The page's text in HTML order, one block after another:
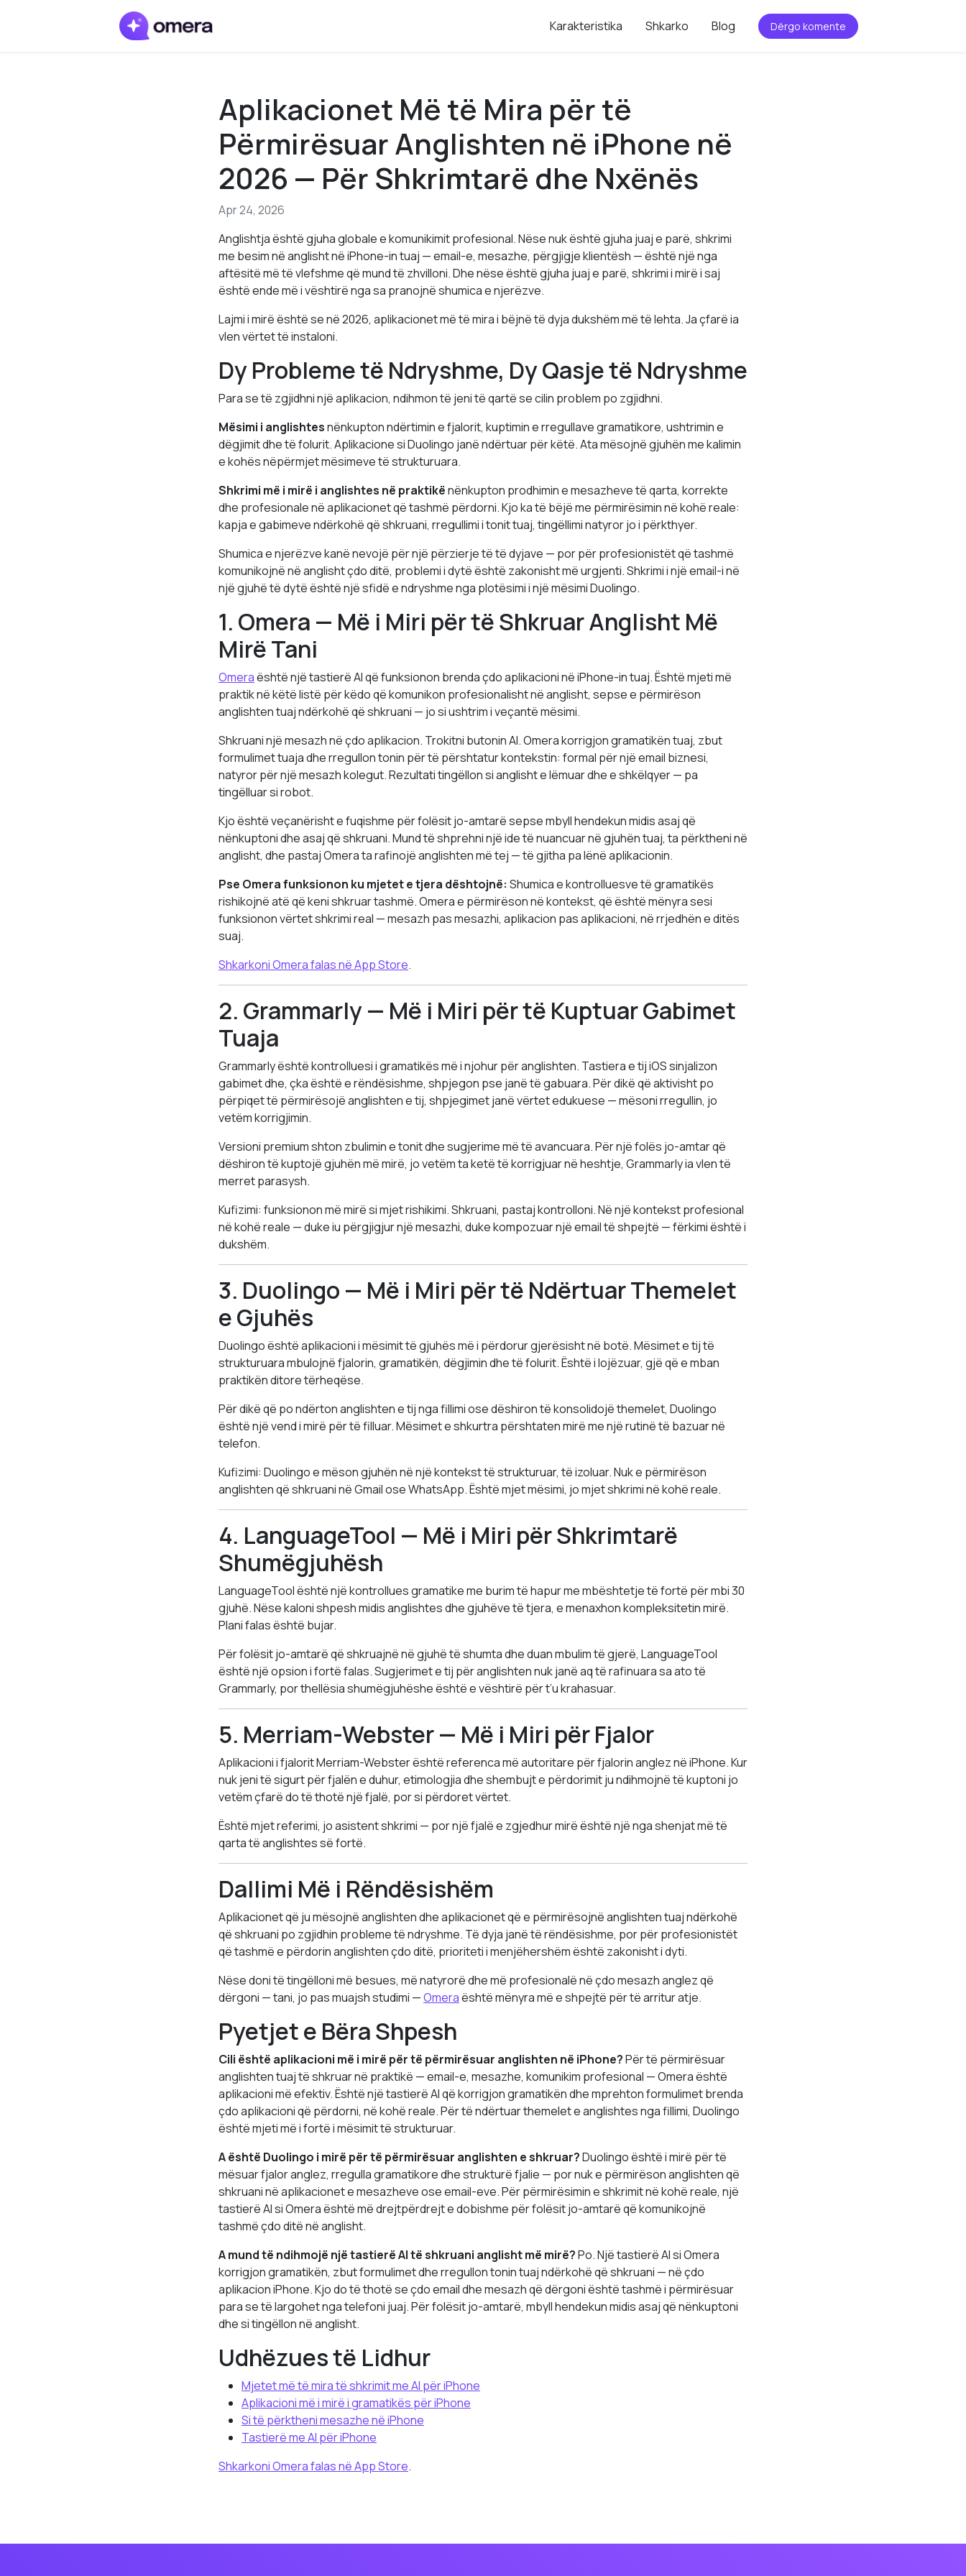
Karakteristika Shkarko Blog Dërgo komente
Aplikacionet Më të Mira për të
Përmirësuar Anglishten në iPhone në
2026 — Për Shkrimtarë dhe Nxënës
Apr 24, 2026
Anglishtja është gjuha globale e komunikimit profesional. Nëse nuk është gjuha juaj e parë, shkrimi
me besim në anglisht në iPhone-in tuaj — email-e, mesazhe, përgjigje klientësh — është një nga
aftësitë më të vlefshme që mund të zhvilloni. Dhe nëse është gjuha juaj e parë, shkrimi i mirë i saj
është ende më i vështirë nga sa pranojnë shumica e njerëzve.
Lajmi i mirë është se në 2026, aplikacionet më të mira i bëjnë të dyja dukshëm më të lehta. Ja çfarë ia
vlen vërtet të instaloni.
Dy Probleme të Ndryshme, Dy Qasje të Ndryshme
Para se të zgjidhni një aplikacion, ndihmon të jeni të qartë se cilin problem po zgjidhni.
Mësimi i anglishtesnënkupton ndërtimin e fjalorit, kuptimin e rregullave gramatikore, ushtrimin e
dëgjimit dhe të folurit. Aplikacione si Duolingo janë ndërtuar për këtë. Ata mësojnë gjuhën me kalimin
e kohës nëpërmjet mësimeve të strukturuara.
Shkrimi më i mirë i anglishtes në praktikënënkupton prodhimin e mesazheve të qarta, korrekte
dhe profesionale në aplikacionet që tashmë përdorni. Kjo ka të bëjë me përmirësimin në kohë reale:
kapja e gabimeve ndërkohë që shkruani, rregullimi i tonit tuaj, tingëllimi natyror jo i përkthyer.
Shumica e njerëzve kanë nevojë për një përzierje të të dyjave — por për profesionistët që tashmë
komunikojnë në anglisht çdo ditë, problemi i dytë është zakonisht më urgjenti. Shkrimi i një email-i në
një gjuhë të dytë është një sfidë e ndryshme nga plotësimi i një mësimi Duolingo.
1. Omera — Më i Miri për të Shkruar Anglisht Më
Mirë Tani
Omeraështë një tastierë AI që funksionon brenda çdo aplikacioni në iPhone-in tuaj. Është mjeti më
praktik në këtë listë për këdo që komunikon profesionalisht në anglisht, sepse e përmirëson
anglishten tuaj ndërkohë që shkruani — jo si ushtrim i veçantë mësimi.
Shkruani një mesazh në çdo aplikacion. Trokitni butonin AI. Omera korrigjon gramatikën tuaj, zbut
formulimet tuaja dhe rregullon tonin për të përshtatur kontekstin: formal për një email biznesi,
natyror për një mesazh kolegut. Rezultati tingëllon si anglisht e lëmuar dhe e shkëlqyer — pa
tingëlluar si robot.
Kjo është veçanërisht e fuqishme për folësit jo-amtarë sepse mbyll hendekun midis asaj që
nënkuptoni dhe asaj që shkruani. Mund të shprehni një ide të nuancuar në gjuhën tuaj, ta përktheni në
anglisht, dhe pastaj Omera ta rafinojë anglishten më tej — të gjitha pa lënë aplikacionin.
Pse Omera funksionon ku mjetet e tjera dështojnë: Shumica e kontrolluesve të gramatikës
rishikojnë atë që keni shkruar tashmë. Omera e përmirëson në kontekst, që është mënyra sesi
funksionon vërtet shkrimi real — mesazh pas mesazhi, aplikacion pas aplikacioni, në rrjedhën e ditës
suaj.
Shkarkoni Omera falas në App Store.
2. Grammarly — Më i Miri për të Kuptuar Gabimet
Tuaja
Grammarly është kontrolluesi i gramatikës më i njohur për anglishten. Tastiera e tij iOS sinjalizon
gabimet dhe, çka është e rëndësishme, shpjegon pse janë të gabuara. Për dikë që aktivisht po
përpiqet të përmirësojë anglishten e tij, shpjegimet janë vërtet edukuese — mësoni rregullin, jo
vetëm korrigjimin.
Versioni premium shton zbulimin e tonit dhe sugjerime më të avancuara. Për një folës jo-amtar që
dëshiron të kuptojë gjuhën më mirë, jo vetëm ta ketë të korrigjuar në heshtje, Grammarly ia vlen të
merret parasysh.
Kufizimi: funksionon më mirë si mjet rishikimi. Shkruani, pastaj kontrolloni. Në një kontekst profesional
në kohë reale — duke iu përgjigjur një mesazhi, duke kompozuar një email të shpejtë — fërkimi është i
dukshëm.
3. Duolingo — Më i Miri për të Ndërtuar Themelet
e Gjuhës
Duolingo është aplikacioni i mësimit të gjuhës më i përdorur gjerësisht në botë. Mësimet e tij të
strukturuara mbulojnë fjalorin, gramatikën, dëgjimin dhe të folurit. Është i lojëzuar, gjë që e mban
praktikën ditore tërheqëse.
Për dikë që po ndërton anglishten e tij nga fillimi ose dëshiron të konsolidojë themelet, Duolingo
është një vend i mirë për të filluar. Mësimet e shkurtra përshtaten mirë me një rutinë të bazuar në
telefon.
Kufizimi: Duolingo e mëson gjuhën në një kontekst të strukturuar, të izoluar. Nuk e përmirëson
anglishten që shkruani në Gmail ose WhatsApp. Është mjet mësimi, jo mjet shkrimi në kohë reale.
4. LanguageTool — Më i Miri për Shkrimtarë
Shumëgjuhësh
LanguageTool është një kontrollues gramatike me burim të hapur me mbështetje të fortë për mbi 30
gjuhë. Nëse kaloni shpesh midis anglishtes dhe gjuhëve të tjera, e menaxhon kompleksitetin mirë.
Plani falas është bujar.
Për folësit jo-amtarë që shkruajnë në gjuhë të shumta dhe duan mbulim të gjerë, LanguageTool
është një opsion i fortë falas. Sugjerimet e tij për anglishten nuk janë aq të rafinuara sa ato të
Grammarly, por thellësia shumëgjuhëshe është e vështirë për t’u krahasuar.
5. Merriam-Webster — Më i Miri për Fjalor
Aplikacioni i fjalorit Merriam-Webster është referenca më autoritare për fjalorin anglez në iPhone. Kur
nuk jeni të sigurt për fjalën e duhur, etimologjia dhe shembujt e përdorimit ju ndihmojnë të kuptoni jo
vetëm çfarë do të thotë një fjalë, por si përdoret vërtet.
Është mjet referimi, jo asistent shkrimi — por një fjalë e zgjedhur mirë është një nga shenjat më të
qarta të anglishtes së fortë.
Dallimi Më i Rëndësishëm
Aplikacionet që ju mësojnë anglishten dhe aplikacionet që e përmirësojnë anglishten tuaj ndërkohë
që shkruani po zgjidhin probleme të ndryshme. Të dyja janë të rëndësishme, por për profesionistët
që tashmë e përdorin anglishten çdo ditë, prioriteti i menjëhershëm është zakonisht i dyti.
Nëse doni të tingëlloni më besues, më natyrorë dhe më profesionalë në çdo mesazh anglez që
dërgoni — tani, jo pas muajsh studimi —Omeraështë mënyra më e shpejtë për të arritur atje.
Pyetjet e Bëra Shpesh
Cili është aplikacioni më i mirë për të përmirësuar anglishten në iPhone?Për të përmirësuar
anglishten tuaj të shkruar në praktikë — email-e, mesazhe, komunikim profesional — Omera është
aplikacioni më efektiv. Është një tastierë AI që korrigjon gramatikën dhe mprehton formulimet brenda
çdo aplikacioni që përdorni, në kohë reale. Për të ndërtuar themelet e anglishtes nga fillimi, Duolingo
është mjeti më i fortë i mësimit të strukturuar.
A është Duolingo i mirë për të përmirësuar anglishten e shkruar?Duolingo është i mirë për të
mësuar fjalor anglez, rregulla gramatikore dhe strukturë fjalie — por nuk e përmirëson anglishten që
shkruani në aplikacionet e mesazheve ose email-eve. Për përmirësimin e shkrimit në kohë reale, një
tastierë AI si Omera është më drejtpërdrejt e dobishme për folësit jo-amtarë që komunikojnë
tashmë çdo ditë në anglisht.
A mund të ndihmojë një tastierë AI të shkruani anglisht më mirë?Po. Një tastierë AI si Omera
korrigjon gramatikën, zbut formulimet dhe rregullon tonin tuaj ndërkohë që shkruani — në çdo
aplikacion iPhone. Kjo do të thotë se çdo email dhe mesazh që dërgoni është tashmë i përmirësuar
para se të largohet nga telefoni juaj. Për folësit jo-amtarë, mbyll hendekun midis asaj që nënkuptoni
dhe si tingëllon në anglisht.
Udhëzues të Lidhur
Mjetet më të mira të shkrimit me AI për iPhone
Aplikacioni më i mirë i gramatikës për iPhone
Si të përktheni mesazhe në iPhone
Tastierë me AI për iPhone
Shkarkoni Omera falas në App Store.